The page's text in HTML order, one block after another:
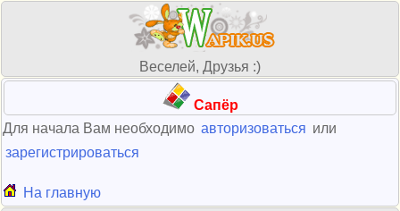
Веселей, Друзья :)
Сапёр
Для начала Вам необходимо авторизоваться или
зарегистрироваться
На главную